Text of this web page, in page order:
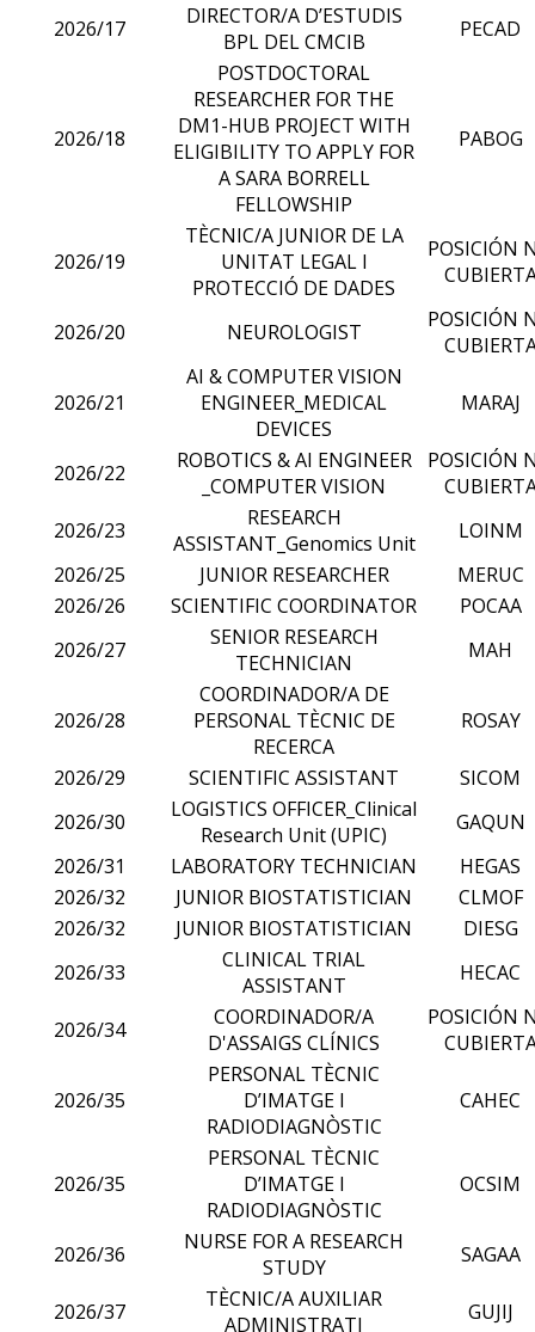
2026/17
DIRECTOR/A D’ESTUDIS
BPL DEL CMCIB
PECAD
2026/18
POSTDOCTORAL
RESEARCHER FOR THE
DM1-HUB PROJECT WITH
ELIGIBILITY TO APPLY FOR
A SARA BORRELL
FELLOWSHIP
PABOG
2026/19
TÈCNIC/A JUNIOR DE LA
UNITAT LEGAL I
PROTECCIÓ DE DADES
POSICIÓN
2026/20 NEUROLOGIST
POSICIÓN
2026/21
AI & COMPUTER VISION
ENGINEER_MEDICAL
DEVICES
MARAJ
2026/22
ROBOTICS & AI ENGINEER
_COMPUTER VISION
POSICIÓN
2026/23
RESEARCH
ASSISTANT_Genomics Unit
LOINM
2026/25
JUNIOR RESEARCHER
MERUC
2026/26
SCIENTIFIC COORDINATOR
POCAA
2026/27
SENIOR RESEARCH
TECHNICIAN
MAH
2026/28
COORDINADOR/A DE
PERSONAL TÈCNIC DE
RECERCA
ROSAY
2026/29 SCIENTIFIC ASSISTANT
SICOM
2026/30
LOGISTICS OFFICER_Clinical
Research Unit (UPIC)
GAQUN
2026/31
LABORATORY TECHNICIAN
HEGAS
2026/32
JUNIOR BIOSTATISTICIAN
CLMOF
2026/32
JUNIOR BIOSTATISTICIAN
DIESG
2026/33
CLINICAL TRIAL
ASSISTANT
HECAC
2026/34
COORDINADOR/A
D'ASSAIGS CLÍNICS
POSICIÓN
2026/35
PERSONAL TÈCNIC
D’IMATGE I
RADIODIAGNÒSTIC
CAHEC
2026/35
PERSONAL TÈCNIC
D’IMATGE I
RADIODIAGNÒSTIC
OCSIM
2026/36
NURSE FOR A RESEARCH
STUDY
SAGAA
2026/37
TÈCNIC/A AUXILIAR
ADMINISTRATI
GUJIJ